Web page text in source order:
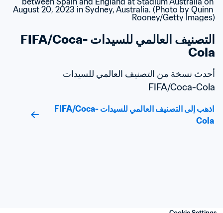
التصنيف العالمي للسيدات FIFA/Coca-
Cola
FIFA/Coca-Cola
اذهب إلى التصنيف العالمي للسيدات FIFA/Coca-
Cola